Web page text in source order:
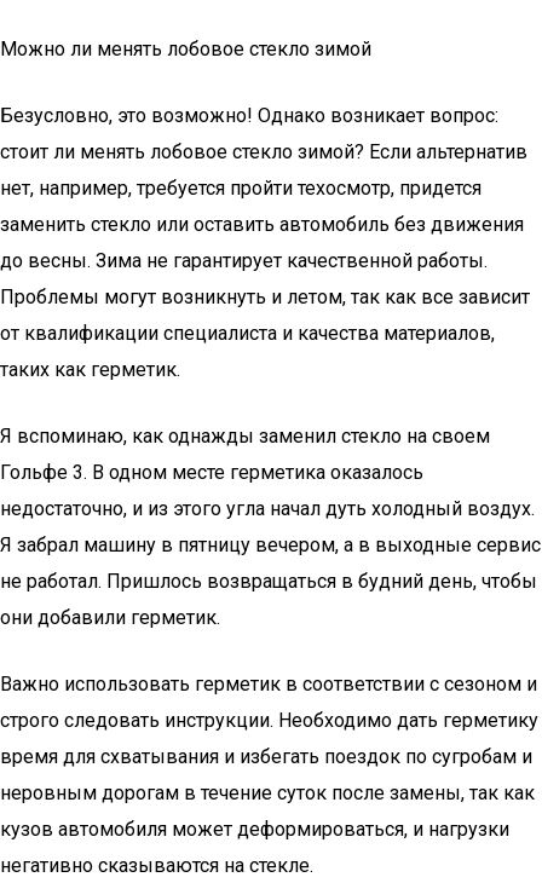
Можно ли менять лобовое стекло зимой
Безусловно, это возможно! Однако возникает вопрос:
стоит ли менять лобовое стекло зимой? Если альтернатив
нет, например, требуется пройти техосмотр, придется
заменить стекло или оставить автомобиль без движения
до весны. Зима не гарантирует качественной работы.
Проблемы могут возникнуть и летом, так как все зависит
от квалификации специалиста и качества материалов,
таких как герметик.
Я вспоминаю, как однажды заменил стекло на своем
Гольфе 3. В одном месте герметика оказалось
недостаточно, и из этого угла начал дуть холодный воздух.
Я забрал машину в пятницу вечером, а в выходные сервис
не работал. Пришлось возвращаться в будний день, чтобы
они добавили герметик.
Важно использовать герметик в соответствии с сезоном и
строго следовать инструкции. Необходимо дать герметику
время для схватывания и избегать поездок по сугробам и
неровным дорогам в течение суток после замены, так как
кузов автомобиля может деформироваться, и нагрузки
негативно сказываются на стекле.